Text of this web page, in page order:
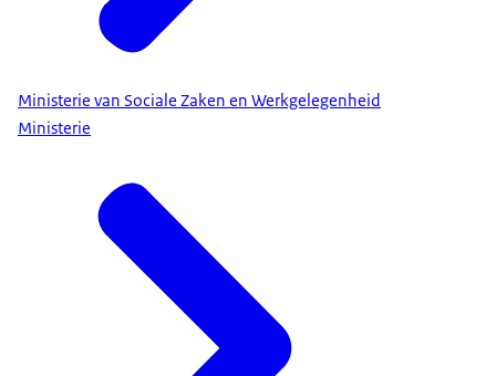
Ministerie van Sociale Zaken en Werkgelegenheid
Ministerie